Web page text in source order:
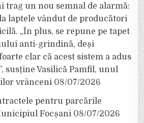
trag un nou semnal de alarmă:
laptele vândut de producători
„În plus, se repune pe tapet
anti-grindină, deși
clar că acest sistem a adus
susține Vasilică Pamfil, unul
vrânceni 08/07/2026
pentru parcările
Focșani 08/07/2026